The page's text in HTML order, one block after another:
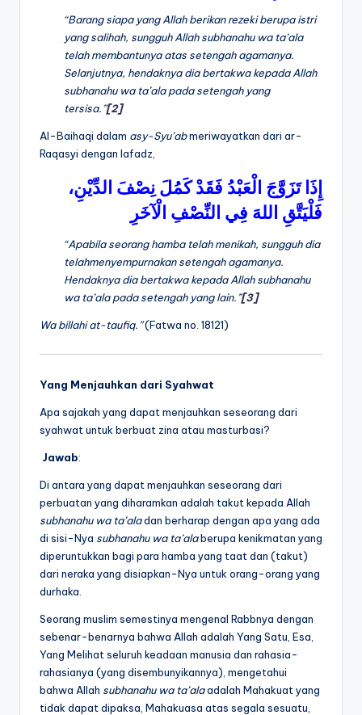
“Barang siapa yang Allah berikan rezeki berupa istri
yang salihah, sungguh Allahsubhanahu wa ta’ala
telah membantunya atas setengah agamanya.
Selanjutnya, hendaknya dia bertakwa kepada Allah
subhanahu wa ta’ala pada setengah yang
tersisa.”[2]
Al-Baihaqi dalam asy-Syu’abmeriwayatkan dari ar-
Raqasyi dengan lafadz,
إِذَا تَزَوَّجَ الْعَبْدُ فَقَدْ كَمُلَ نِصْفَ الدِّيْنِ،
فَلْيَتَّقِ اللهَ فِي النِّصْفِ الْآخَرِ
“Apabila seorang hamba telah menikah, sungguh dia
telahmenyempurnakan setengah agamanya.
Hendaknya dia bertakwa kepada Allahsubhanahu
wa ta’ala pada setengah yang lain.”[3]
Wa billahi at-taufiq.”(Fatwa no. 18121)
Yang Menjauhkan dari Syahwat
Apa sajakah yang dapat menjauhkan seseorang dari
syahwat untuk berbuat zina atau masturbasi?
Jawab:
Di antara yang dapat menjauhkan seseorang dari
perbuatan yang diharamkan adalah takut kepada Allah
subhanahu wa ta’aladan berharap dengan apa yang ada
di sisi-Nya subhanahu wa ta’alaberupa kenikmatan yang
diperuntukkan bagi para hamba yang taat dan (takut)
dari neraka yang disiapkan-Nya untuk orang-orang yang
durhaka.
Seorang muslim semestinya mengenal Rabbnya dengan
sebenar-benarnya bahwa Allah adalah Yang Satu, Esa,
Yang Melihat seluruh keadaan manusia dan rahasia-
rahasianya (yang disembunyikannya), mengetahui
bahwa Allah subhanahu wa ta’alaadalah Mahakuat yang
tidak dapat dipaksa, Mahakuasa atas segala sesuatu,